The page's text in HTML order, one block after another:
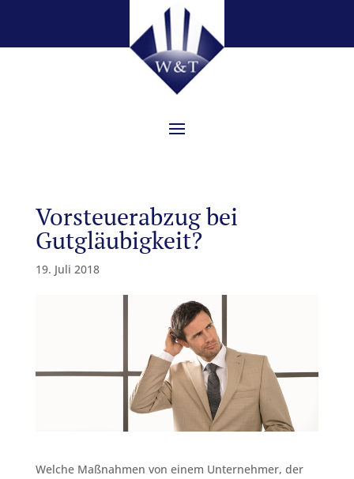
Vorsteuerabzug bei
Gutgläubigkeit?
19. Juli 2018
Welche Maßnahmen von einem Unternehmer, der